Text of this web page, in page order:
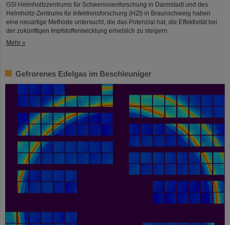
GSI Helmholtzzentrums für Schwerionenforschung in Darmstadt und des
Helmholtz-Zentrums für Infektionsforschung (HZI) in Braunschweig haben
eine neuartige Methode untersucht, die das Potenzial hat, die Effektivität bei
der zukünftigen Impfstoffentwicklung erheblich zu steigern.
Mehr »
Gefrorenes Edelgas im Beschleuniger